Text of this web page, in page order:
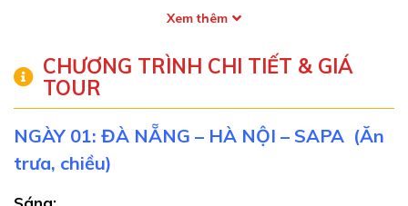
và những bản làng ẩn hiện trong sương mờ mỗi sớm
mai.
4N3Đ:
Tham quan các địa danh nổi tiếng bậc nhất tại
Sapa như
Xem thêm
CHƯƠNG TRÌNH CHI TIẾT & GIÁ
TOUR
NGÀY 01: ĐÀ NẴNG – HÀ NỘI – SAPA (Ăn
trưa, chiều)